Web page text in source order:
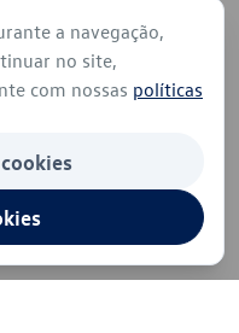
a navegação,
no site,
com nossas políticas